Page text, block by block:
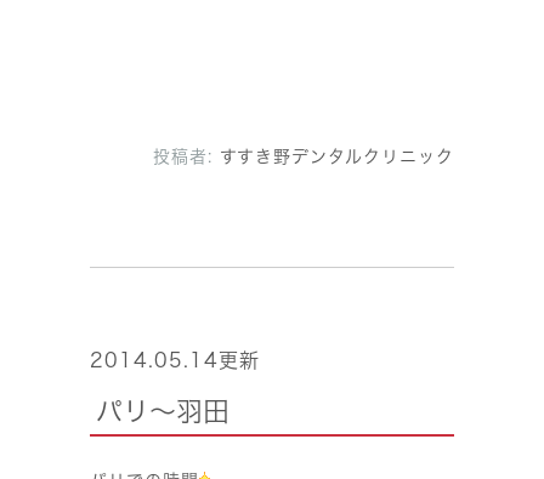
投稿者: すすき野デンタルクリニック
2014.05.14更新
パリ〜羽田